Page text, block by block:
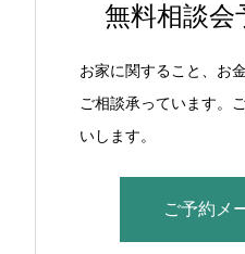
無料相談会
お家に関すること、お
ご相談承っています。
いします。
ご予約メ